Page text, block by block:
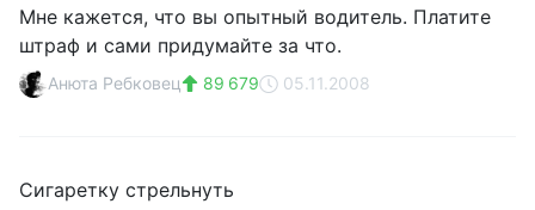
Мне кажется, что вы опытный водитель. Платите
штраф и сами придумайте за что.
Анюта Ребковец 89 679 05.11.2008
Сигаретку стрельнуть